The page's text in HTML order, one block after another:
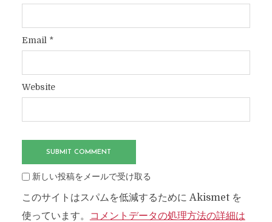
Email *
Website
新しい投稿をメールで受け取る
このサイトはスパムを低減するために Akismet を
使っています。
コメントデータの処理方法の詳細は